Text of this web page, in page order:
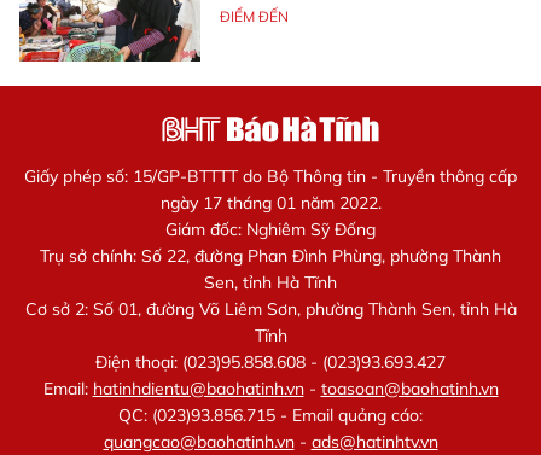
ĐIỂM ĐẾN
Giấy phép số: 15/GP-BTTTT do Bộ Thông tin - Truyền thông cấp
ngày 17 tháng 01 năm 2022.
Giám đốc: Nghiêm Sỹ Đống
Trụ sở chính: Số 22, đường Phan Đình Phùng, phường Thành
Sen, tỉnh Hà Tĩnh
Cơ sở 2: Số 01, đường Võ Liêm Sơn, phường Thành Sen, tỉnh Hà
Tĩnh
Điện thoại: (023)95.858.608 - (023)93.693.427
Email: hatinhdientu@baohatinh.vn- toasoan@baohatinh.vn
QC: (023)93.856.715 - Email quảng cáo:
quangcao@baohatinh.vn- ads@hatinhtv.vn